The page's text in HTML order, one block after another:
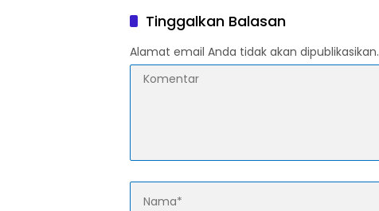
Tinggalkan Balasan
Alamat email Anda tidak akan dipublikasikan.